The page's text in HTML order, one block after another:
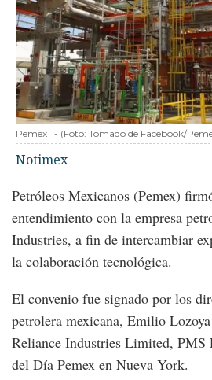
Pemex - (Foto: Tomado de Facebook/
Notimex
Petróleos Mexicanos (Pemex)
entendimiento con la empresa
Industries, a fin de intercambiar
la colaboración tecnológica.
El convenio fue signado por los
petrolera mexicana, Emilio
Reliance Industries Limited, PMS
del Día Pemex en Nueva York.